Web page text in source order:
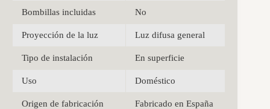
Bombillas incluidas No
Proyección de la luz Luz difusa general
Tipo de instalación En superficie
Uso Doméstico
Origen de fabricación Fabricado en España